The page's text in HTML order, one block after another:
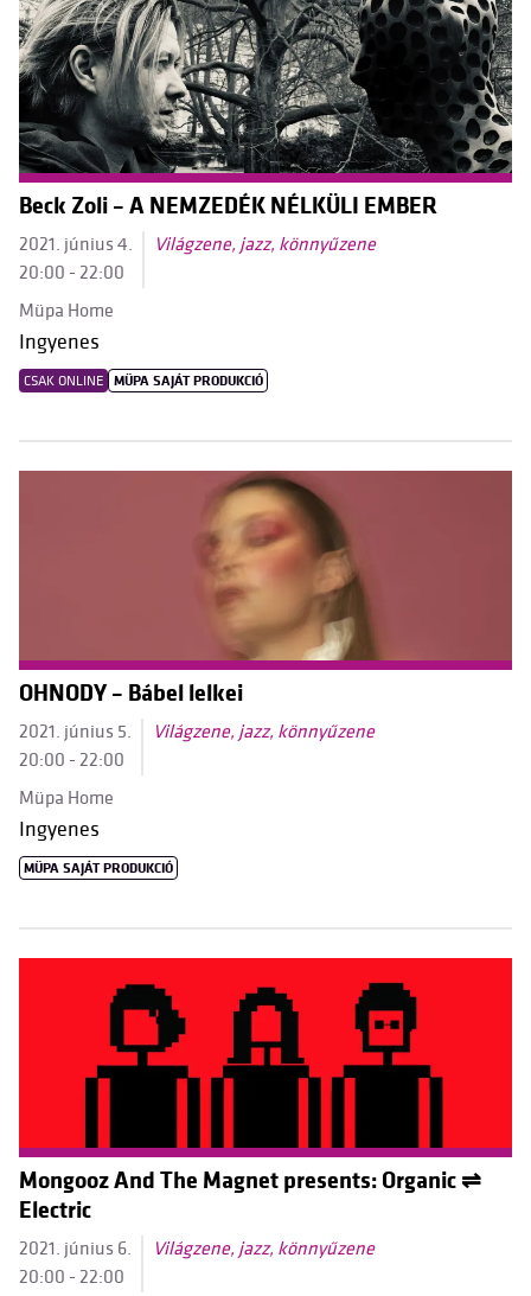
Beck Zoli – A NEMZEDÉK NÉLKÜLI EMBER
2021. június 4.
20:00 - 22:00
Világzene, jazz, könnyűzene
Müpa Home
Ingyenes
CSAK ONLINE MÜPA SAJÁT PRODUKCIÓ
OHNODY – Bábel lelkei
2021. június 5.
20:00 - 22:00
Világzene, jazz, könnyűzene
Müpa Home
Ingyenes
MÜPA SAJÁT PRODUKCIÓ
Mongooz And The Magnet presents: Organic ⇌
Electric
2021. június 6.
20:00 - 22:00
Világzene, jazz, könnyűzene